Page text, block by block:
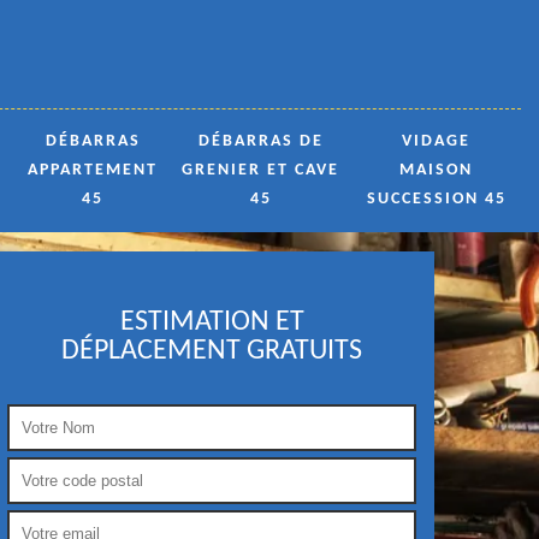
DÉBARRAS
APPARTEMENT
45
DÉBARRAS DE
GRENIER ET CAVE
45
VIDAGE
MAISON
SUCCESSION 45
ESTIMATION ET
DÉPLACEMENT GRATUITS